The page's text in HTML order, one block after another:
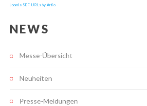
Joomla SEF URLs by Artio
NEWS
Messe-Übersicht
Neuheiten
Presse-Meldungen